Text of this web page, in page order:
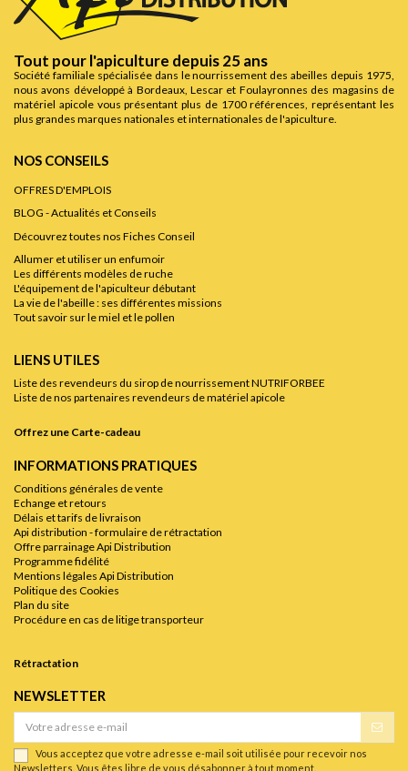
Tout pour l'apiculture depuis 25 ans
Société familiale spécialisée dans le nourrissement des abeilles depuis 1975,
nous avons développé à Bordeaux, Lescar et Foulayronnes des magasins de
matériel apicole vous présentant plus de 1700 références, représentant les
plus grandes marques nationales et internationales de l'apiculture.
NOS CONSEILS
OFFRES D'EMPLOIS
BLOG - Actualités et Conseils
Découvrez toutes nos Fiches Conseil
Allumer et utiliser un enfumoir
Les différents modèles de ruche
L'équipement de l'apiculteur débutant
La vie de l'abeille : ses différentes missions
Tout savoir sur le miel et le pollen
LIENS UTILES
Liste des revendeurs du sirop de nourrissement NUTRIFORBEE
Liste de nos partenaires revendeurs de matériel apicole
Offrez une Carte-cadeau
INFORMATIONS PRATIQUES
Conditions générales de vente
Echange et retours
Délais et tarifs de livraison
Api distribution - formulaire de rétractation
Offre parrainage Api Distribution
Programme fidélité
Mentions légales Api Distribution
Politique des Cookies
Plan du site
Procédure en cas de litige transporteur
Rétractation
NEWSLETTER
Vous acceptez que votre adresse e-mail soit utilisée pour recevoir nos
Newsletters. Vous êtes libre de vous désabonner à tout moment.